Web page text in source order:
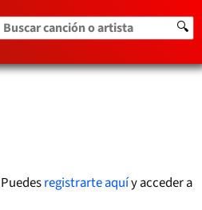
Buscar canción o artista 🔍
registrarte aquíy acceder a